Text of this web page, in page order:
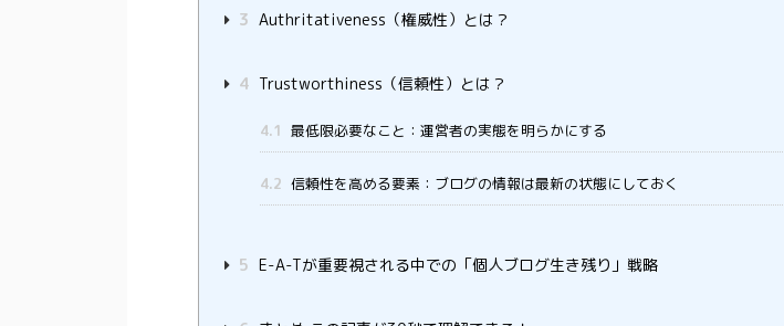
3 Authritativeness（権威性）とは？
4 Trustworthiness（信頼性）とは？
4.1 最低限必要なこと：運営者の実態を明らかにする
4.2 信頼性を高める要素：ブログの情報は最新の状態にしておく
5 E-A-Tが重要視される中での「個人ブログ生き残り」戦略